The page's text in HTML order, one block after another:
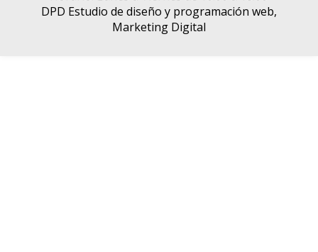
DPD Estudio de diseño y programación web,
Marketing Digital